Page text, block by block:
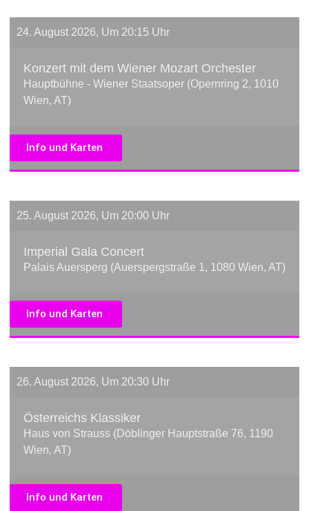
24. August 2026, Um 20:15 Uhr
Konzert mit dem Wiener Mozart Orchester
Hauptbühne - Wiener Staatsoper (Opernring 2, 1010
Wien, AT)
Info und Karten
25. August 2026, Um 20:00 Uhr
Imperial Gala Concert
Palais Auersperg (Auerspergstraße 1, 1080 Wien, AT)
Info und Karten
26. August 2026, Um 20:30 Uhr
Österreichs Klassiker
Haus von Strauss (Döblinger Hauptstraße 76, 1190
Wien, AT)
Info und Karten